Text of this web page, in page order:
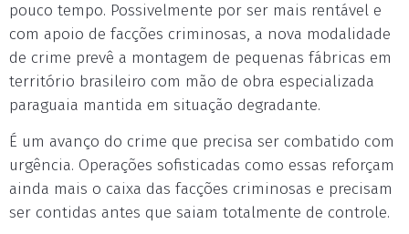
pouco tempo. Possivelmente por ser mais rentável e
com apoio de facções criminosas, a nova modalidade
de crime prevê a montagem de pequenas fábricas em
território brasileiro com mão de obra especializada
paraguaia mantida em situação degradante.
É um avanço do crime que precisa ser combatido com
urgência. Operações sofisticadas como essas reforçam
ainda mais o caixa das facções criminosas e precisam
ser contidas antes que saiam totalmente de controle.